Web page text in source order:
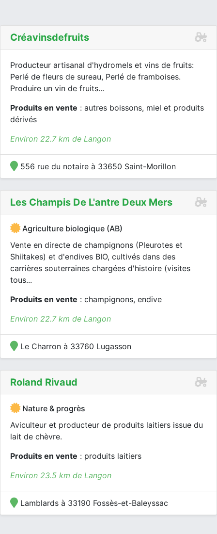
Créavinsdefruits
Producteur artisanal d'hydromels et vins de fruits:
Perlé de fleurs de sureau, Perlé de framboises.
Produire un vin de fruits...
Produits en vente : autres boissons, miel et produits
dérivés
Environ 22.7 km de Langon
556 rue du notaire à 33650 Saint-Morillon
Les Champis De L'antre Deux Mers
Agriculture biologique (AB)
Vente en directe de champignons (Pleurotes et
Shiitakes) et d'endives BIO, cultivés dans des
carrières souterraines chargées d'histoire (visites
tous...
Produits en vente : champignons, endive
Environ 22.7 km de Langon
Le Charron à 33760 Lugasson
Roland Rivaud
Nature & progrès
Aviculteur et producteur de produits laitiers issue du
lait de chèvre.
Produits en vente : produits laitiers
Environ 23.5 km de Langon
Lamblards à 33190 Fossès-et-Baleyssac